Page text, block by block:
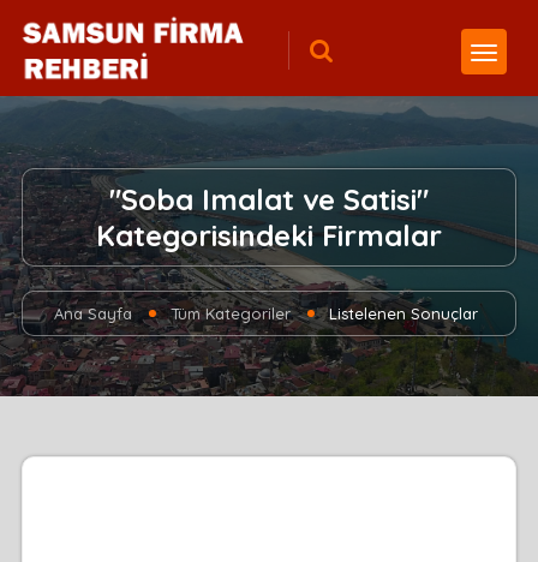
"Soba Imalat ve Satisi"
Kategorisindeki Firmalar
Ana Sayfa Tüm Kategoriler Listelenen Sonuçlar